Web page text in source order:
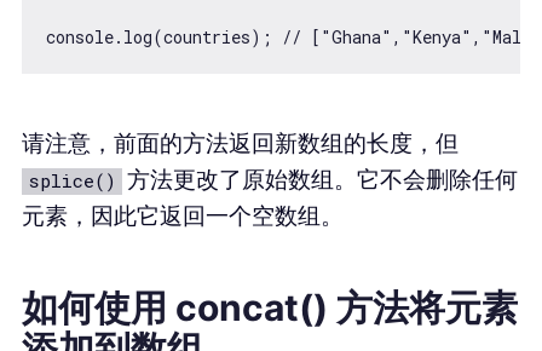
请注意，前面的方法返回新数组的长度，但
splice() 方法更改了原始数组。它不会删除任何
元素，因此它返回一个空数组。
如何使用 concat() 方法将元素